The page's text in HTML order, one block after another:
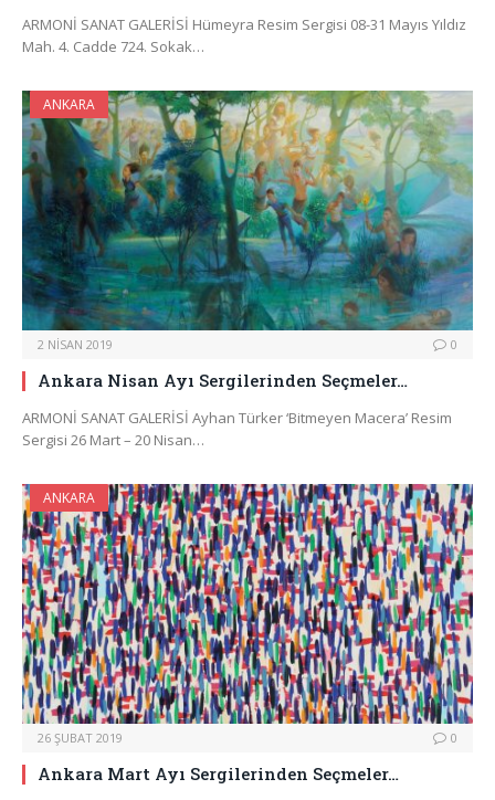
ARMONİ SANAT GALERİSİ Hümeyra Resim Sergisi 08-31 Mayıs Yıldız
Mah. 4. Cadde 724. Sokak…
ANKARA
2 NISAN 2019 0
Ankara Nisan Ayı Sergilerinden Seçmeler…
ARMONİ SANAT GALERİSİ Ayhan Türker ‘Bitmeyen Macera’ Resim
Sergisi 26 Mart – 20 Nisan…
ANKARA
26 ŞUBAT 2019 0
Ankara Mart Ayı Sergilerinden Seçmeler…